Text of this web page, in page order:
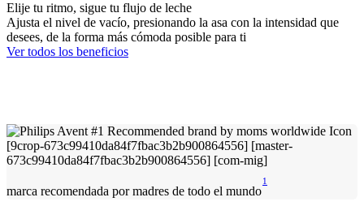
Elije tu ritmo, sigue tu flujo de leche
Ajusta el nivel de vacío, presionando la asa con la intensidad que
desees, de la forma más cómoda posible para ti
Ver todos los beneficios
marca recomendada por madres de todo el mundo
1